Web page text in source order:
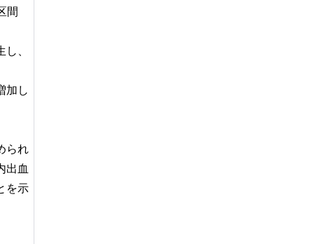
間
、
加し
られ
出血
を示